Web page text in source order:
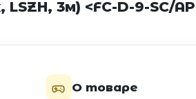
3м) <FC-D-9-SC/
О товаре